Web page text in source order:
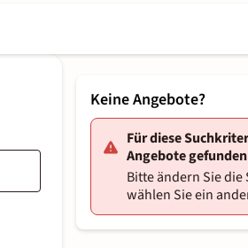
Keine Angebote?
Für diese
Angebote
Bitte ändern Sie
wählen Sie ein